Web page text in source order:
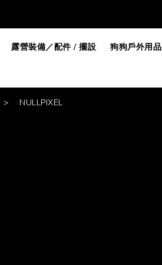
露營裝備／配件 / 擺設
狗狗戶外用品
> NULLPIXEL